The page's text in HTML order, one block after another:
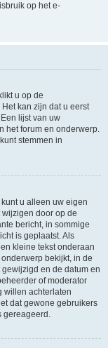
op het e-
u op de
kan zijn dat u eerst
lijst van uw
het forum en onderwerp.
stemmen in
u alleen uw eigen
door op de
bericht, in sommige
is geplaatst. Als
kleine tekst onderaan
bekijkt, in de
en de datum en
of moderator
willen achterlaten
dat gewone gebruikers
gereageerd.